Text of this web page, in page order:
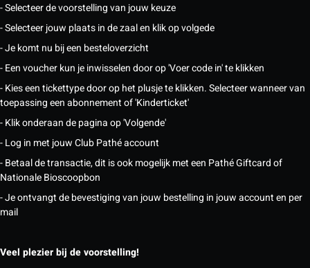
- Selecteer de voorstelling van jouw keuze
- Selecteer jouw plaats in de zaal en klik op volgede
- Je komt nu bij een besteloverzicht
- Een voucher kun je inwisselen door op 'Voer code in' te klikken
- Kies een tickettype door op het plusje te klikken. Selecteer wanneer van
toepassing een abonnement of 'Kinderticket'
- Klik onderaan de pagina op 'Volgende'
- Log in met jouw Club Pathé account
- Betaal de transactie, dit is ook mogelijk met een Pathé Giftcard of
Nationale Bioscoopbon
- Je ontvangt de bevestiging van jouw bestelling in jouw account en per
mail
Veel plezier bij de voorstelling!